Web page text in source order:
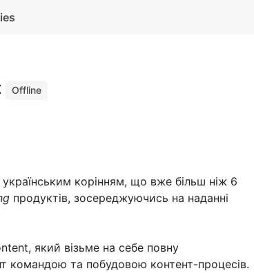
Offline
українським корінням, що вже більш ніж 6
продуктів, зосереджуючись на наданні
який візьме на себе повну
командою та побудовою контент-процесів.